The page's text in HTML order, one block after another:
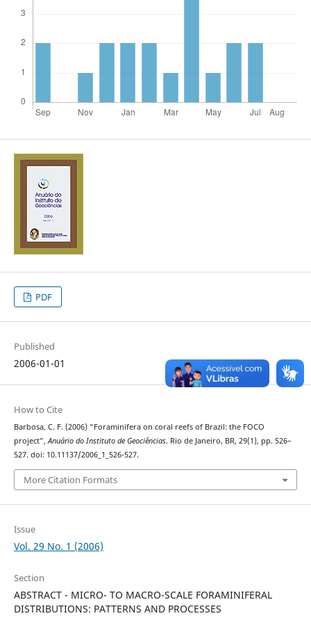
PDF
Published
2006-01-01
How to Cite
Barbosa, C. F. (2006) “Foraminifera on coral reefs of Brazil: the FOCO
project”,Anuário do Instituto de Geociências. Rio de Janeiro, BR, 29(1), pp. 526–
527. doi: 10.11137/2006_1_526-527.
More Citation Formats
Issue
Vol. 29 No. 1 (2006)
Section
ABSTRACT - MICRO- TO MACRO-SCALE FORAMINIFERAL
DISTRIBUTIONS: PATTERNS AND PROCESSES